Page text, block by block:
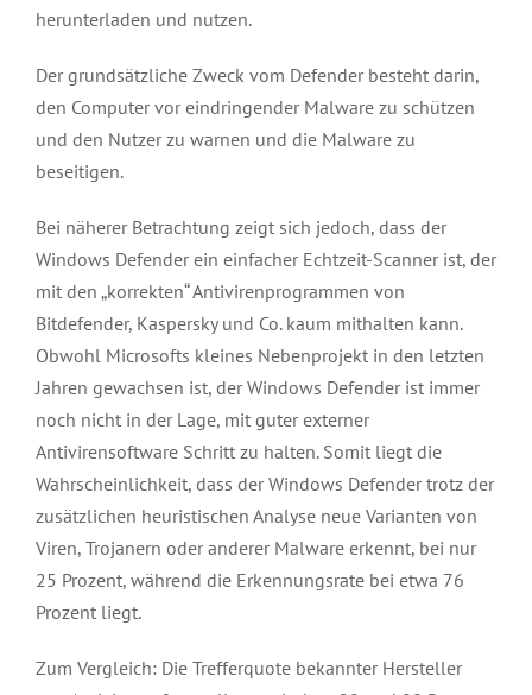
herunterladen und nutzen.
Der grundsätzliche Zweck vom Defender besteht darin,
den Computer vor eindringender Malware zu schützen
und den Nutzer zu warnen und die Malware zu
beseitigen.
Bei näherer Betrachtung zeigt sich jedoch, dass der
Windows Defender ein einfacher Echtzeit-Scanner ist, der
mit den „korrekten“ Antivirenprogrammen von
Bitdefender, Kaspersky und Co. kaum mithalten kann.
Obwohl Microsofts kleines Nebenprojekt in den letzten
Jahren gewachsen ist, der Windows Defender ist immer
noch nicht in der Lage, mit guter externer
Antivirensoftware Schritt zu halten. Somit liegt die
Wahrscheinlichkeit, dass der Windows Defender trotz der
zusätzlichen heuristischen Analyse neue Varianten von
Viren, Trojanern oder anderer Malware erkennt, bei nur
25 Prozent, während die Erkennungsrate bei etwa 76
Prozent liegt.
Zum Vergleich: Die Trefferquote bekannter Hersteller